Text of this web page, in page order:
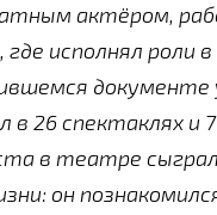
актёром,
где исполнял роли
документе
26 спектаклях и 7
в театре
он